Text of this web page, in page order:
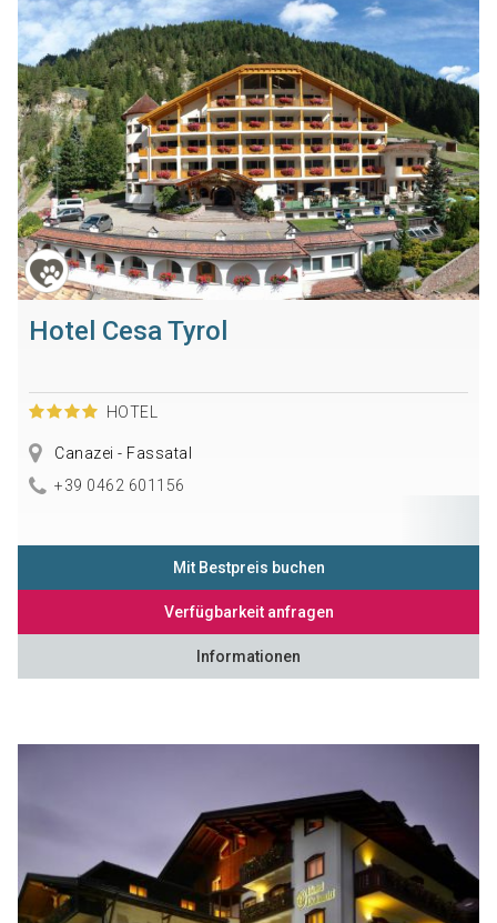
Hotel Cesa Tyrol
HOTEL
Canazei - Fassatal
+39 0462 601156
Mit Bestpreis buchen
Verfügbarkeit anfragen
Informationen